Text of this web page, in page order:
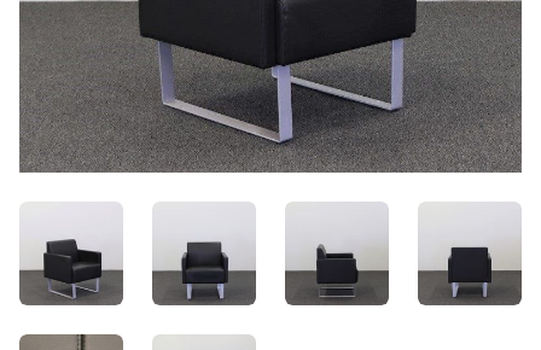
-PeJvdO-CMqX.jpegePhg7s6zOW55.jpegP6j3Wpv9bX4o.jpeg